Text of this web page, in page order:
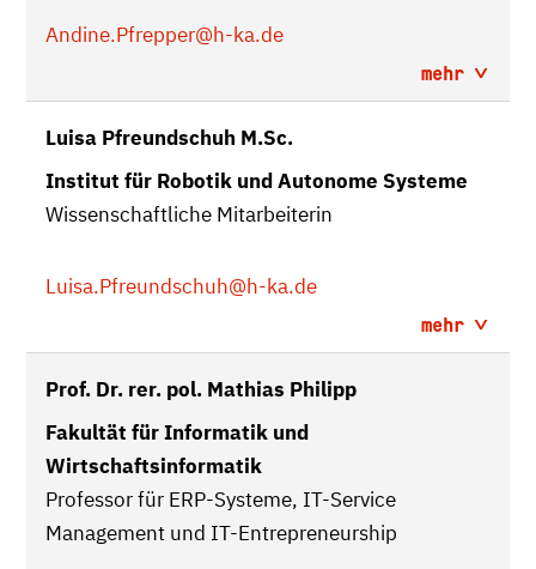
Andine.Pfrepper@h-ka.de
mehr
Luisa Pfreundschuh M.Sc.
Institut für Robotik und Autonome Systeme
Wissenschaftliche Mitarbeiterin
Luisa.Pfreundschuh@h-ka.de
mehr
Prof. Dr. rer. pol. Mathias Philipp
Fakultät für Informatik und
Wirtschaftsinformatik
Professor für ERP-Systeme, IT-Service
Management und IT-Entrepreneurship